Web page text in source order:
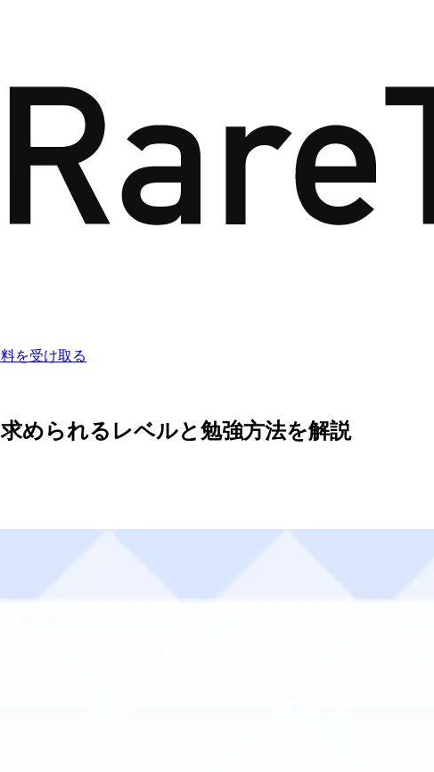
を受け取る
められるレベルと勉強方法を解説